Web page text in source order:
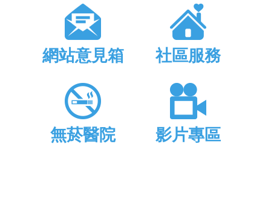
網站意見箱 社區服務
無菸醫院 影片專區